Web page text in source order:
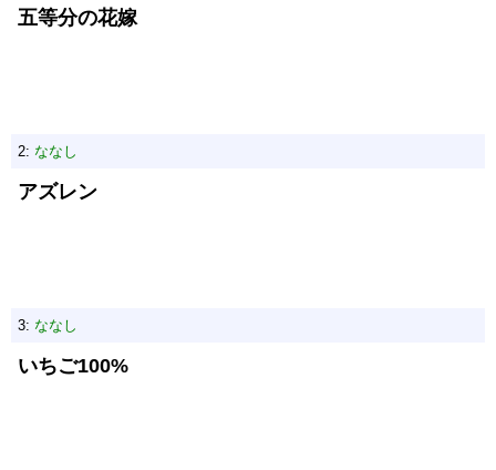
五等分の花嫁
2: ななし
アズレン
3: ななし
いちご100%